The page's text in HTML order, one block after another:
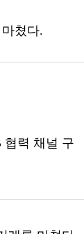
쳤다.
협력 채널 구